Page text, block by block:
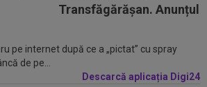
Transfăgărășan. Anunțul
pe internet după ce a „pictat” cu spray
de pe...
Descarcă aplicația Digi24
cu Denis Alibec: Sabău a făcut
Slobozia - Gloria Bistrița 0-3 |
de o...